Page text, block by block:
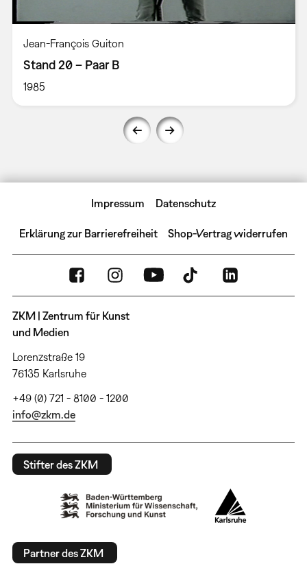
Jean-François Guiton
Stand 20 – Paar B
1985
Impressum Datenschutz
Erklärung zur Barrierefreiheit Shop-Vertrag widerrufen
ZKM | Zentrum für Kunst
und Medien
Lorenzstraße 19
76135 Karlsruhe
+49 (0) 721 - 8100 - 1200
info@zkm.de
Stifter des ZKM
Partner des ZKM